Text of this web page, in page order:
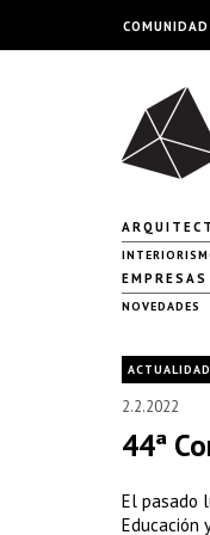
EMPRESAS
NOVEDADES
ACTUALIDAD
2.2.2022
44ª
El pasado
Educación
COMUNIDAD